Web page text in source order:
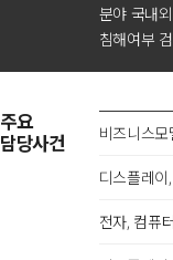
분야 국내
침해여부
주요
담당사건
비즈니스
디스플레
전자, 컴퓨